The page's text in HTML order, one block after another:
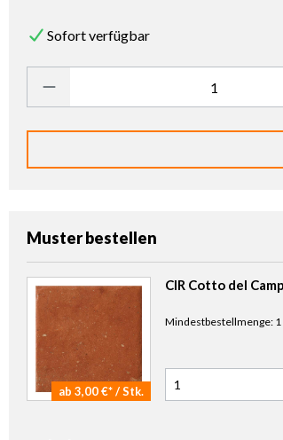
Sofort verfügbar
Muster bestellen
ab 3,00 €* / Stk.
CIR Cotto del
Mindestbestellmenge: 1
Anzahl Muster